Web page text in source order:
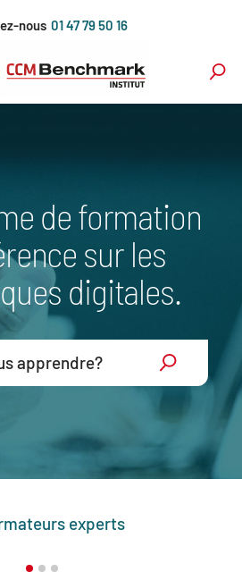
nous 01 47 79 50 16
de formation
sur les
digitales.
experts